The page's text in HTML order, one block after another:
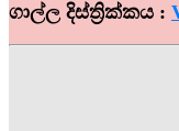
ගාල්ල දිස්ත්‍රික්කය :